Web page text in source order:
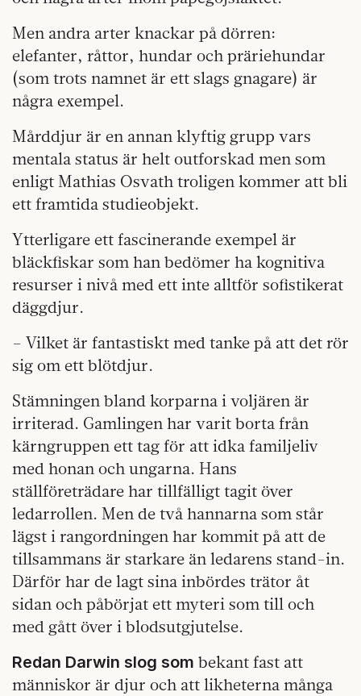
Men andra arter knackar på dörren:
elefanter, råttor, hundar och präriehundar
(som trots namnet är ett slags gnagare) är
några exempel.
Mårddjur är en annan klyftig grupp vars
mentala status är helt outforskad men som
enligt Mathias Osvath troligen kommer att bli
ett framtida studieobjekt.
Ytterligare ett fascinerande exempel är
bläckfiskar som han bedömer ha kognitiva
resurser i nivå med ett inte alltför sofistikerat
däggdjur.
– Vilket är fantastiskt med tanke på att det rör
sig om ett blötdjur.
Stämningen bland korparna i voljären är
irriterad. Gamlingen har varit borta från
kärngruppen ett tag för att idka familjeliv
med honan och ungarna. Hans
ställföreträdare har tillfälligt tagit över
ledarrollen. Men de två hannarna som står
lägst i rangordningen har kommit på att de
tillsammans är starkare än ledarens stand-in.
Därför har de lagt sina inbördes trätor åt
sidan och påbörjat ett myteri som till och
med gått över i blodsutgjutelse.
Redan Darwin slog som bekant fast att
människor är djur och att likheterna många